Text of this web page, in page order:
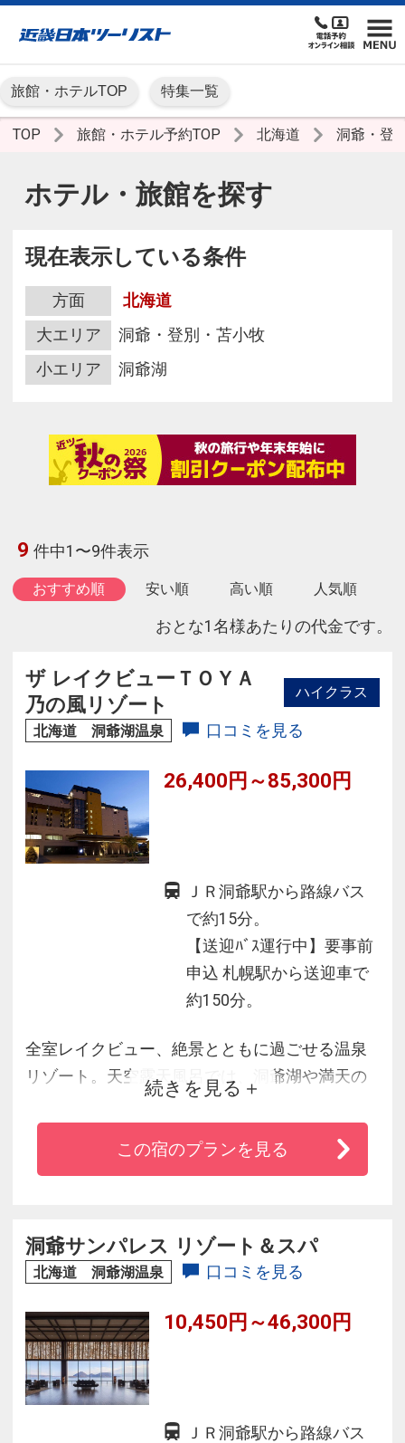
旅館・ホテルTOP 特集一覧
TOP 旅館・ホテル予約TOP 北海道 洞爺・登
ホテル・旅館を探す
現在表示している条件
方面
北海道
大エリア
洞爺・登別・苫小牧
小エリア
洞爺湖
9 件中1〜9件表示
おすすめ順 安い順 高い順 人気順
おとな1名様あたりの代金です。
ザ レイクビューＴＯＹＡ
乃の風リゾート
ハイクラス
北海道 洞爺湖温泉 口コミを見る
26,400円～85,300円
ＪＲ洞爺駅から路線バス
で約15分。
【送迎ﾊﾞｽ運行中】要事前
申込 札幌駅から送迎車で
約150分。
全室レイクビュー、絶景とともに過ごせる温泉
リゾート。天空露天風呂では、洞爺湖や満天の
星をお楽しみください。
遊び心あふれる銭湯、季節の湯など、バラエテ
ィに富んだ温泉コンテンツも魅力的。
続きを見る
この宿のプランを見る
洞爺サンパレス リゾート＆スパ
北海道 洞爺湖温泉 口コミを見る
10,450円～46,300円
ＪＲ洞爺駅から路線バス